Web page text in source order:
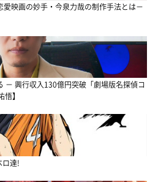
映画の妙手・今泉力哉の制作手法とは－
－ 興行収入130億円突破「劇場版名探偵コ
】
ロ達!